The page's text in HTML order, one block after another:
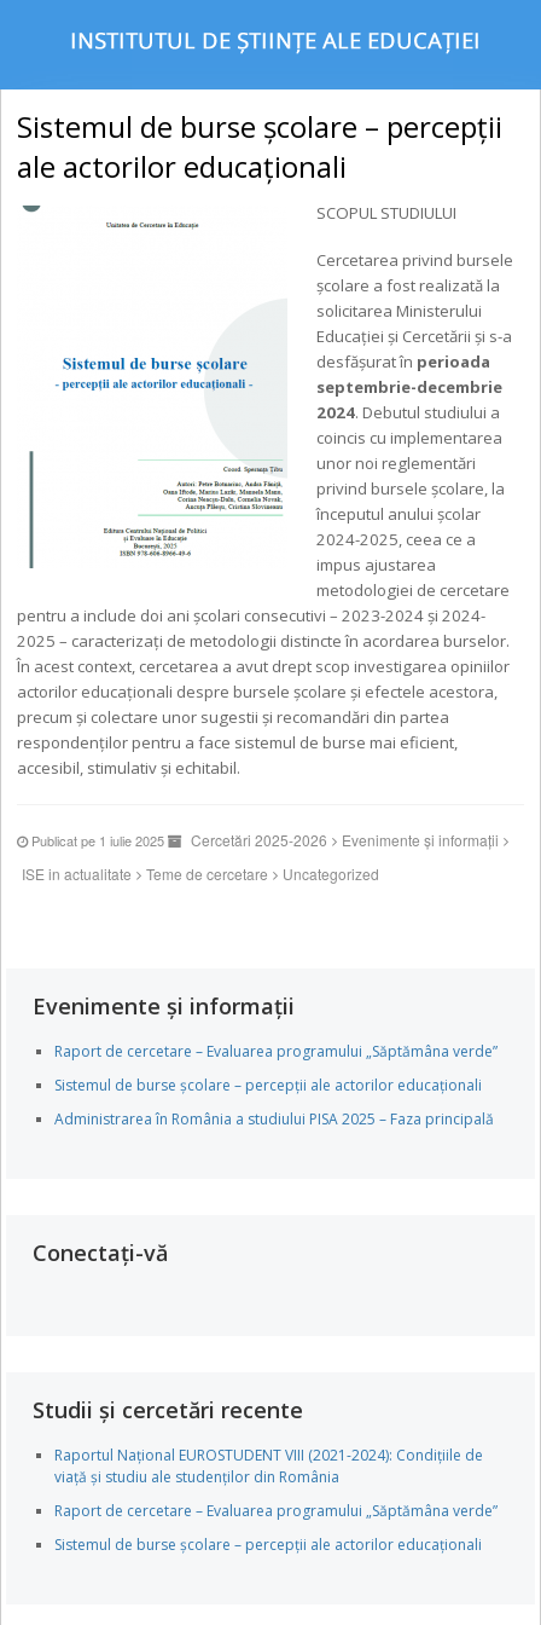
Sistemul de burse școlare – percepții
ale actorilor educaționali
SCOPUL STUDIULUI
Cercetarea privind bursele
școlare a fost realizată la
solicitarea Ministerului
Educației și Cercetării și s-a
desfășurat în perioada
septembrie-decembrie
2024. Debutul studiului a
coincis cu implementarea
unor noi reglementări
privind bursele școlare, la
începutul anului școlar
2024-2025, ceea ce a
impus ajustarea
metodologiei de cercetare
pentru a include doi ani școlari consecutivi – 2023-2024 și 2024-
2025 – caracterizați de metodologii distincte în acordarea burselor.
În acest context, cercetarea a avut drept scop investigarea opiniilor
actorilor educaționali despre bursele școlare și efectele acestora,
precum și colectare unor sugestii și recomandări din partea
respondenților pentru a face sistemul de burse mai eficient,
accesibil, stimulativ și echitabil.
Publicat pe 1 iulie 2025 Cercetări 2025-2026
Evenimente și informații
ISE in actualitate
Teme de cercetare Uncategorized
Evenimente și informații
Raport de cercetare – Evaluarea programului „Săptămâna verde”
Sistemul de burse școlare – percepții ale actorilor educaționali
Administrarea în România a studiului PISA 2025 – Faza principală
Conectați-vă
Studii și cercetări recente
Raportul Național EUROSTUDENT VIII (2021-2024): Condițiile de
viață și studiu ale studenților din România
Raport de cercetare – Evaluarea programului „Săptămâna verde”
Sistemul de burse școlare – percepții ale actorilor educaționali